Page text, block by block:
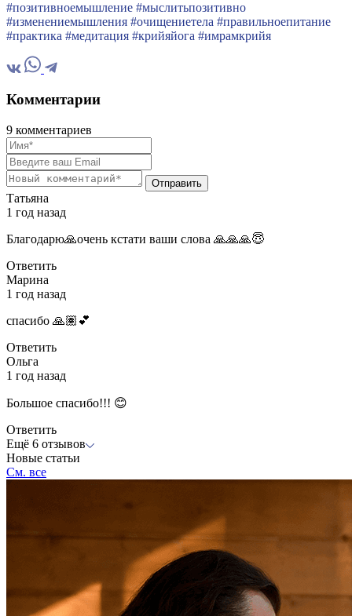
#позитивноемышление #мыслитьпозитивно
#изменениемышления #очищениетела #правильноепитание
#практика #медитация #крийяйога #имрамкрийя
Комментарии
9 комментариев
Отправить
Татьяна
1 год назад
Благодарю🙏очень кстати ваши слова 🙏🙏🙏😇
Ответить
Марина
1 год назад
спасибо 🙏🏽💕
Ответить
Ольга
1 год назад
Большое спасибо!!! 😊
Ответить
Ещё 6 отзывов
Новые статьи
См. все